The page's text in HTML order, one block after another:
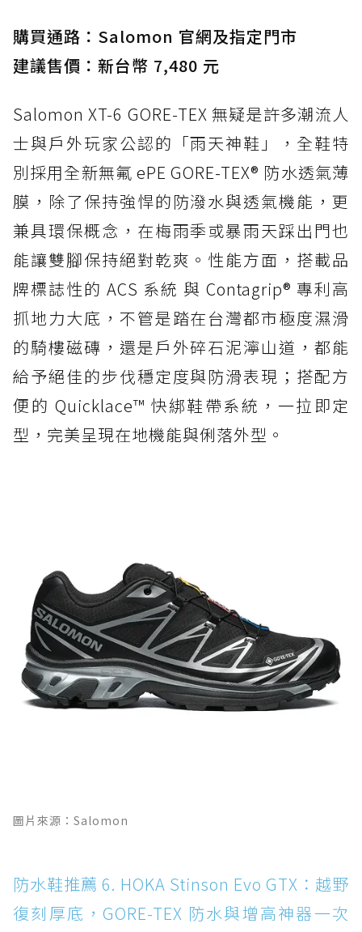
購買通路：Salomon 官網及指定門市
建議售價：新台幣 7,480 元
Salomon XT-6 GORE-TEX 無疑是許多潮流人
士與戶外玩家公認的「雨天神鞋」，全鞋特
別採用全新無氟 ePE GORE-TEX® 防水透氣薄
膜，除了保持強悍的防潑水與透氣機能，更
兼具環保概念，在梅雨季或暴雨天踩出門也
能讓雙腳保持絕對乾爽。性能方面，搭載品
牌標誌性的 ACS 系統 與 Contagrip® 專利高
抓地力大底，不管是踏在台灣都市極度濕滑
的騎樓磁磚，還是戶外碎石泥濘山道，都能
給予絕佳的步伐穩定度與防滑表現；搭配方
便的 Quicklace™ 快綁鞋帶系統，一拉即定
型，完美呈現在地機能與俐落外型。
圖片來源：Salomon
防水鞋推薦 6. HOKA Stinson Evo GTX：越野
復刻厚底，GORE-TEX 防水與增高神器一次